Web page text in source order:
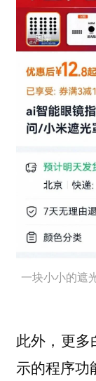
一块小小的遮
此外，更多
示的程序功